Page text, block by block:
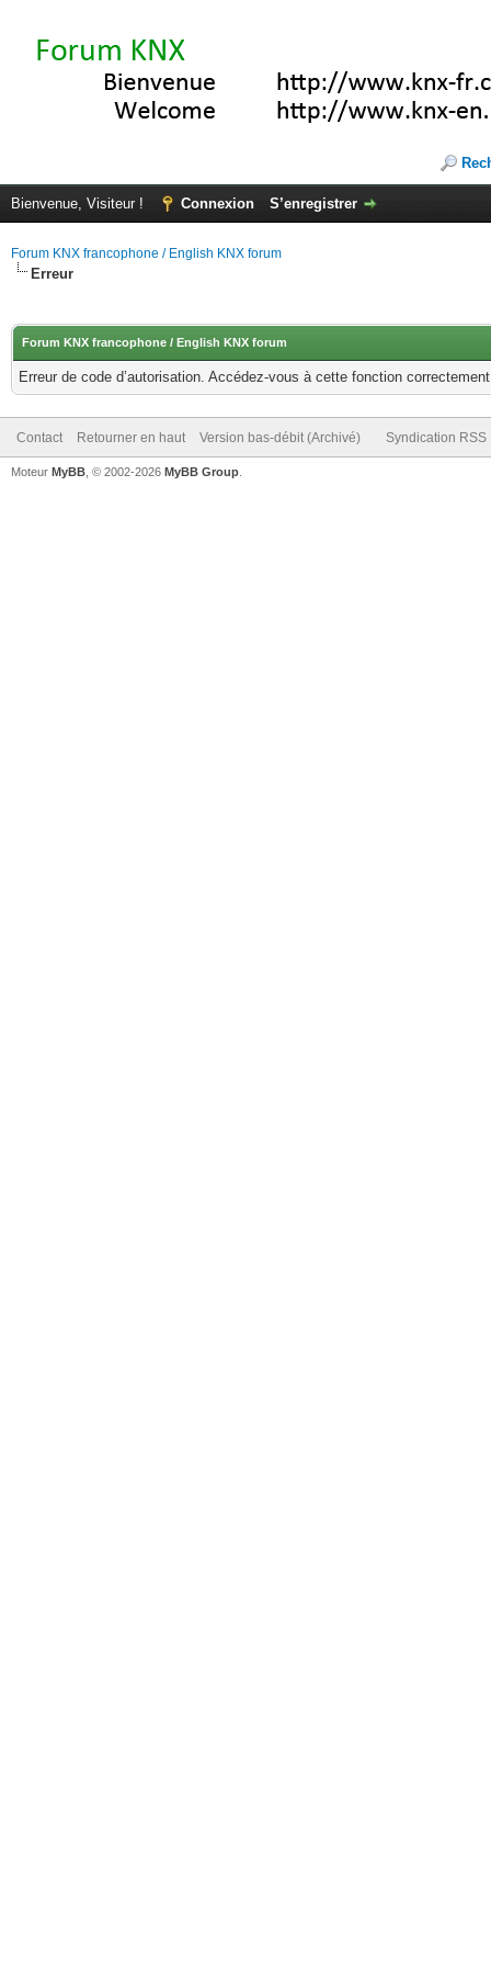
Bienvenue, Visiteur ! Connexion S’enregistrer
Forum KNX francophone / English KNX forum
Erreur
Forum KNX francophone / English KNX forum
Erreur de code d’autorisation. Accédez-vous à cette fonction
Contact Retourner en haut Version bas-débit (Archivé) Syndication RSS
Moteur MyBB , © 2002-2026 MyBB Group